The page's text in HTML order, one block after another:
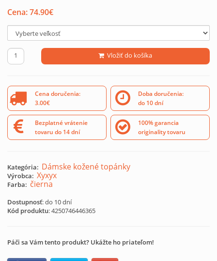
Cena:74.90€
Vložiť do košíka
Cena doručenia:
3.00€
Doba doručenia:
do 10 dní
Bezplatné vrátenie
tovaru do 14 dní
100% garancia
originality tovaru
Kategória: Dámske kožené topánky
Výrobca: Xyxyx
Farba: čierna
Dostupnosť: do 10 dní
Kód produktu:4250746446365
Páči sa Vám tento produkt? Ukážte ho priateľom!